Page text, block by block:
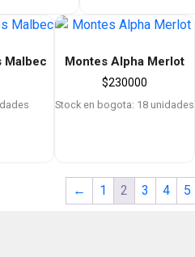
Malbec Montes Alpha Merlot
$230000
Stock en bogota: 18 unidades
← 1 2 3 4 5